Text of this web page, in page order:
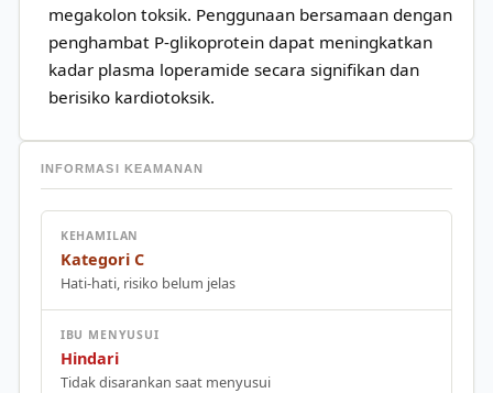
megakolon toksik. Penggunaan bersamaan dengan
penghambat P-glikoprotein dapat meningkatkan
kadar plasma loperamide secara signifikan dan
berisiko kardiotoksik.
INFORMASI KEAMANAN
KEHAMILAN
Kategori C
Hati-hati, risiko belum jelas
IBU MENYUSUI
Hindari
Tidak disarankan saat menyusui